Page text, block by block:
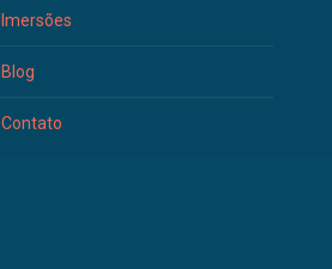
Imersões
Blog
Contato